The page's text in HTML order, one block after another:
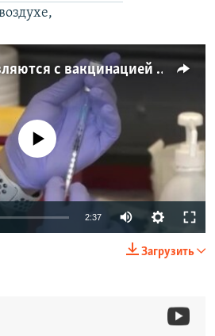
Как страны справляются с вакцинацией населения (видео)
currently available
2:37
240p
Загрузить